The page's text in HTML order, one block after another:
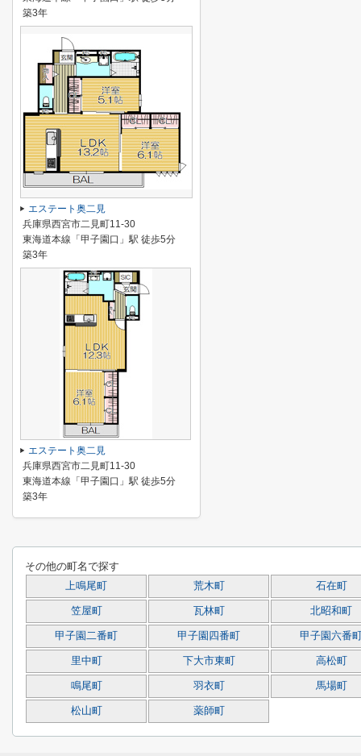
築3年
エステート奥二見
兵庫県西宮市二見町11-30
東海道本線「甲子園口」駅 徒歩5分
築3年
エステート奥二見
兵庫県西宮市二見町11-30
東海道本線「甲子園口」駅 徒歩5分
築3年
その他の町名で探す
上鳴尾町 荒木町 石在町
笠屋町 瓦林町 北昭和町
甲子園二番町 甲子園四番町 甲子園六番
里中町 下大市東町 高松町
鳴尾町 羽衣町 馬場町
松山町 薬師町